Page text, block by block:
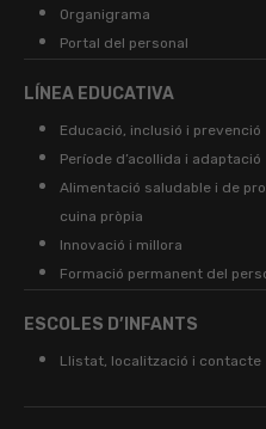
Organigrama
Portal del personal
LÍNEA EDUCATIVA
Educació, inclusió i prevenció
Període d’acollida i adaptació
Alimentació saludable i de
cuina pròpia
Innovació i millora
Formació permanent del
ESCOLES D’INFANTS
Llistat, localització i contacte